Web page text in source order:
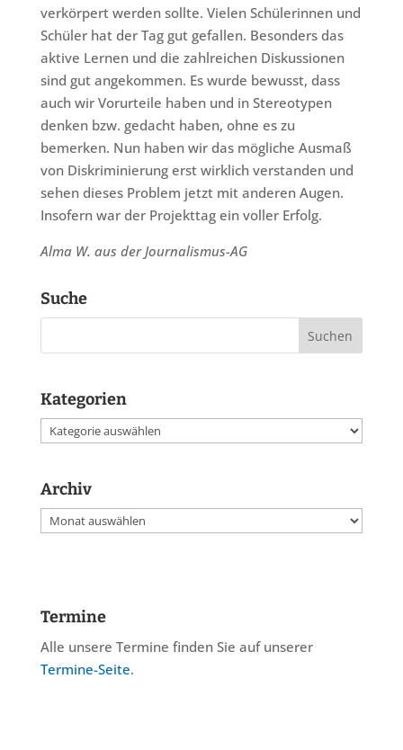
verkörpert werden sollte. Vielen Schülerinnen und
Schüler hat der Tag gut gefallen. Besonders das
aktive Lernen und die zahlreichen Diskussionen
sind gut angekommen. Es wurde bewusst, dass
auch wir Vorurteile haben und in Stereotypen
denken bzw. gedacht haben, ohne es zu
bemerken. Nun haben wir das mögliche Ausmaß
von Diskriminierung erst wirklich verstanden und
sehen dieses Problem jetzt mit anderen Augen.
Insofern war der Projekttag ein voller Erfolg.
Alma W. aus der Journalismus-AG
Suche
Kategorien
Kategorien
Archiv
Archiv
Termine
Alle unsere Termine finden Sie auf unserer
Termine-Seite.